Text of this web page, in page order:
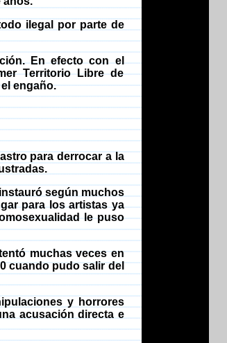
ilegal por parte de
En efecto con el
Territorio Libre de
engaño.
para derrocar a la
según muchos
para los artistas ya
le puso
muchas veces en
cuando pudo salir del
y horrores
acusación directa e